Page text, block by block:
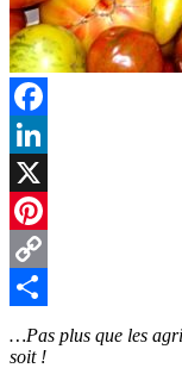
Facebook
LinkedIn
X
Pinterest
Copy
Link
Partager
…Pas plus que les
soit !